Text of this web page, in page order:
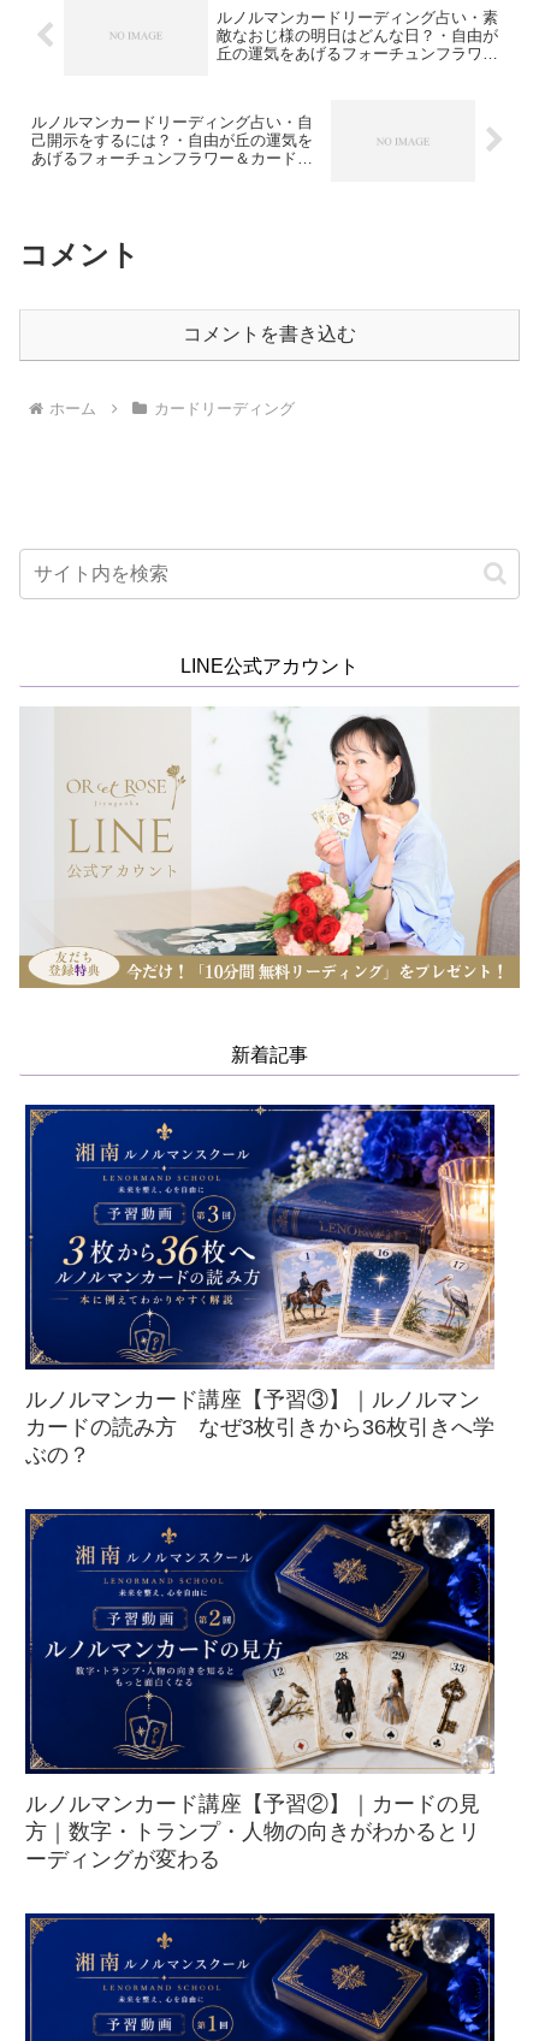
なりすぎることがあるみた...
す。では、どうすればルノルマン
カー...
ルノルマンカードリーディング占い・素
敵なおじ様の明日はどんな日？・自由が
丘の運気をあげるフォーチュンフラワー
ルノルマンカードリーディング占い・自
己開示をするには？・自由が丘の運気を
あげるフォーチュンフラワー＆カードセ
コメント
コメントを書き込む
ホーム カードリーディング
LINE公式アカウント
新着記事
ルノルマンカード講座【予習③】｜ルノルマン
カードの読み方 なぜ3枚引きから36枚引きへ学
ぶの？
ルノルマンカード講座【予習②】｜カードの見
方｜数字・トランプ・人物の向きがわかるとリ
ーディングが変わる